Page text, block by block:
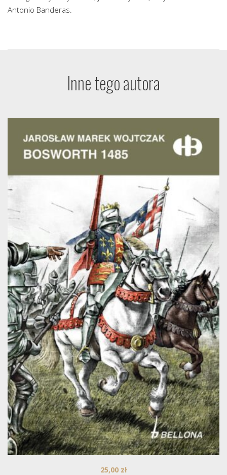
Antonio Banderas.
Inne tego autora
25,00 zł